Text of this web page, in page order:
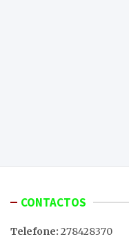
CONTACTOS
Telefone: 278428370